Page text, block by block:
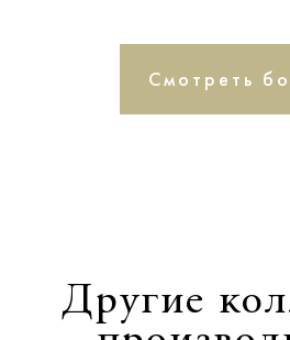
Смотреть
Другие